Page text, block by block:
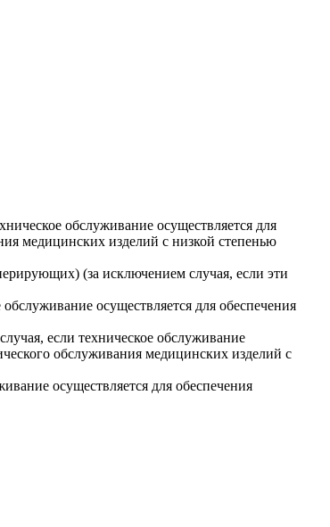
обслуживание осуществляется для
медицинских изделий с низкой степенью
(за исключением случая, если эти
осуществляется для обеспечения
если техническое обслуживание
обслуживания медицинских изделий с
осуществляется для обеспечения